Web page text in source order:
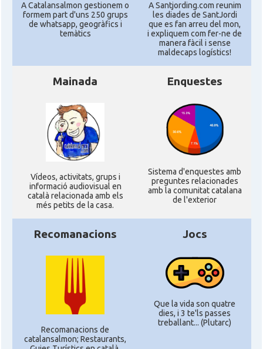
A Catalansalmon gestionem o
formem part d'uns 250 grups
de whatsapp, geogràfics i
temàtics
A Santjording.com reunim
les diades de SantJordi
que es fan arreu del mon,
i expliquem com fer-ne de
manera fàcil i sense
maldecaps logí­stics!
Mainada
Ví­deos, activitats, grups i
informació audiovisual en
català relacionada amb els
més petits de la casa.
Enquestes
Sistema d'enquestes amb
preguntes relacionades
amb la comunitat catalana
de l'exterior
Recomanacions
Recomanacions de
catalansalmon; Restaurants,
Jocs
Que la vida son quatre
dies, i 3 te'ls passes
treballant... (Plutarc)